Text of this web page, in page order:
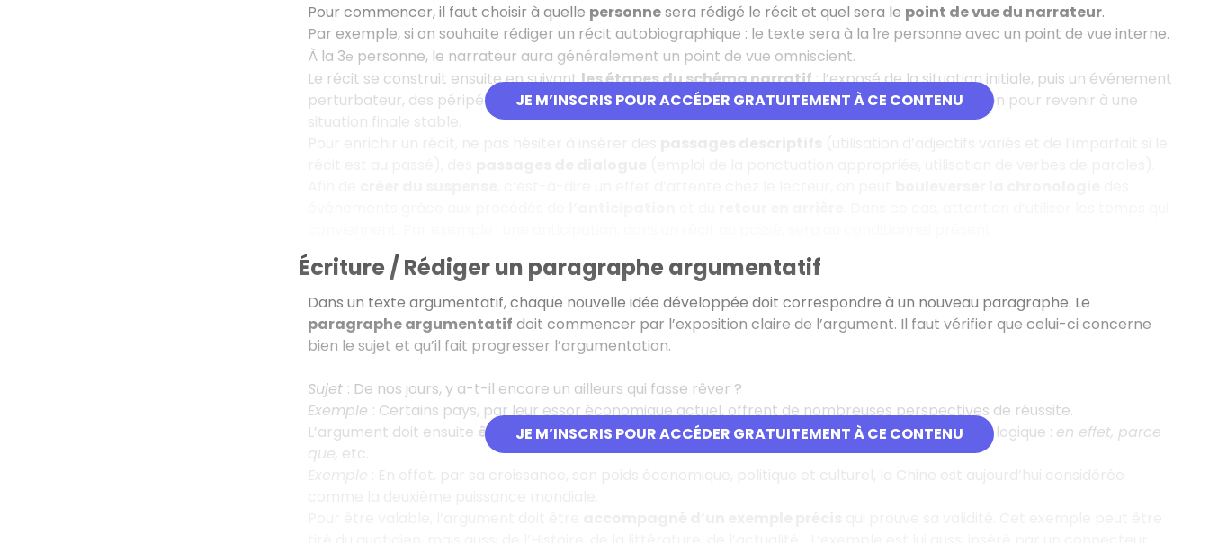
JE M’INSCRIS POUR ACCÉDER GRATUITEMENT À CE CONTENU
Pour commencer, il faut choisir à quelle personnesera rédigé le récit et quel sera le point de vue du narrateur.
Par exemple, si on souhaite rédiger un récit autobiographique : le texte sera à la 1re personne avec un point de vue interne.
À la 3e personne, le narrateur aura généralement un point de vue omniscient.
Le récit se construit ensuite en suivantles étapes du schéma narratif: l’exposé de la situation initiale, puis un événement
perturbateur, des péripéties qui s’enchaînent de manière logique et enfin un élément de résolution pour revenir à une
situation finale stable.
JE M’INSCRIS POUR ACCÉDER GRATUITEMENT À CE CONTENU
Écriture / Rédiger un paragraphe argumentatif
Dans un texte argumentatif, chaque nouvelle idée développée doit correspondre à un nouveau paragraphe. Le
paragraphe argumentatif doit commencer par l’exposition claire de l’argument. Il faut vérifier que celui-ci concerne
bien le sujet et qu’il fait progresser l’argumentation.
Sujet : De nos jours, y a-t-il encore un ailleurs qui fasse rêver ?
Exemple : Certains pays, par leur essor économique actuel, offrent de nombreuses perspectives de réussite.
L’argument doit ensuite être expliqué. Ces explications sont insérées au moyen d’un connecteur logique : en effet, parce
que, etc.